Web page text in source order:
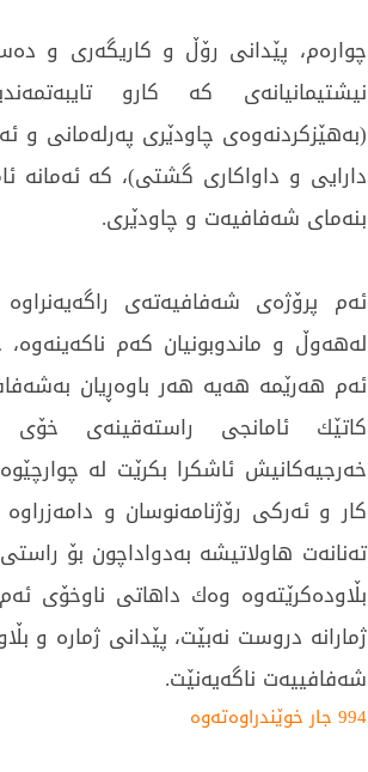
چوارەم، پێدانى رۆڵ و كاریگەری و
نیشتیمانیانەی كە كارو
(بەهێزكردنەوەی چاودێری پەرلەمانی و
دارایی و داواكاری گشتی)، کە ئەمانە
بنەمای شەفافیەت و چاودێرى.
ئەم پرۆژەی شەفافیەتەی
لەهەوڵ و ماندوبونیان كەم
ئەم هەرێمە هەیە هەر باوەڕیان
كاتێك ئامانجی راستەقینەی خۆی
خەرجیەكانیش ئاشكرا بكرێت لە
كار و ئەركی رۆژنامەنوسان و
تەنانەت هاولاتیشە بەدواداچون بۆ
بڵاودەكرێتەوە وەك داهاتی ناوخۆی
ژمارانە دروست نەبێت، پێدانى ژمارە و
شەفافییەت ناگەیەنێت.
994 جار خوێندراوەتەوە